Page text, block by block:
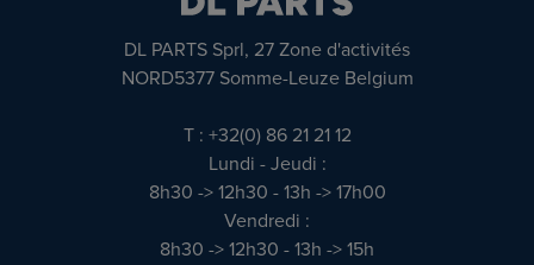
DL PARTS Sprl, 27 Zone d'activités
NORD5377 Somme-Leuze Belgium
T : +32(0) 86 21 21 12
Lundi - Jeudi :
8h30 -> 12h30 - 13h -> 17h00
Vendredi :
8h30 -> 12h30 - 13h -> 15h